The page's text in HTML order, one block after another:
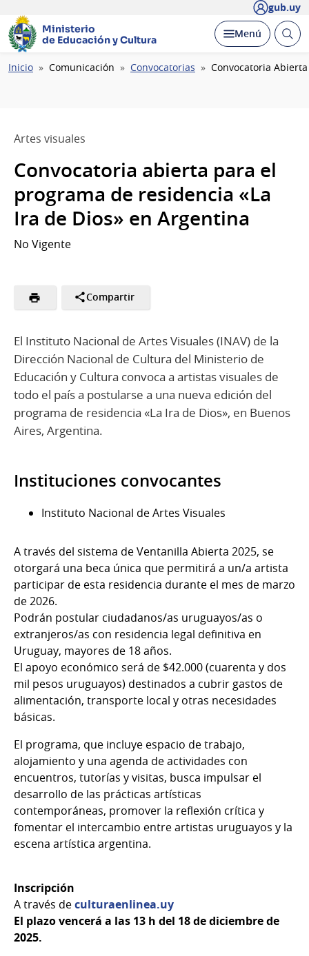
gub.uy
Ministerio
de Educación y Cultura
Desplegar
Menú Abrir
Ruta
Inicio Comunicación Convocatorias Convocatoria
Artes visuales
Convocatoria abierta para el
programa de residencia «La
Ira de Dios» en Argentina
No Vigente
Compartir
El Instituto Nacional de Artes Visuales (INAV) de la
Dirección Nacional de Cultura del Ministerio de
Educación y Cultura convoca a artistas visuales de
todo el país a postularse a una nueva edición del
programa de residencia «La Ira de Dios», en Buenos
Aires, Argentina.
Instituciones convocantes
Instituto Nacional de Artes Visuales
A través del sistema de Ventanilla Abierta 2025, se
otorgará una beca única que permitirá a un/a artista
participar de esta residencia durante el mes de marzo
de 2026.
Podrán postular ciudadanos/as uruguayos/as o
extranjeros/as con residencia legal definitiva en
Uruguay, mayores de 18 años.
El apoyo económico será de $42.000 (cuarenta y dos
mil pesos uruguayos) destinados a cubrir gastos de
alimentación, transporte local y otras necesidades
básicas.
El programa, que incluye espacio de trabajo,
alojamiento y una agenda de actividades con
encuentros, tutorías y visitas, busca impulsar el
desarrollo de las prácticas artísticas
contemporáneas, promover la reflexión crítica y
fomentar el intercambio entre artistas uruguayos y la
escena artística argentina.
Inscripción
A través deculturaenlinea.uy
El plazo vencerá a las 13 h del 18 de diciembre de
2025.